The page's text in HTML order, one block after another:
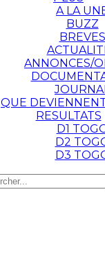
A LA
BUZZ
BREVES
ANNONCES/
QUE
RESULTATS
D1
D2
D3